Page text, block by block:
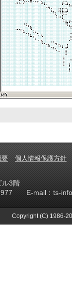
要
個人情報保護方針
3階
E-mail：ts-
Copyright (C) 1986-